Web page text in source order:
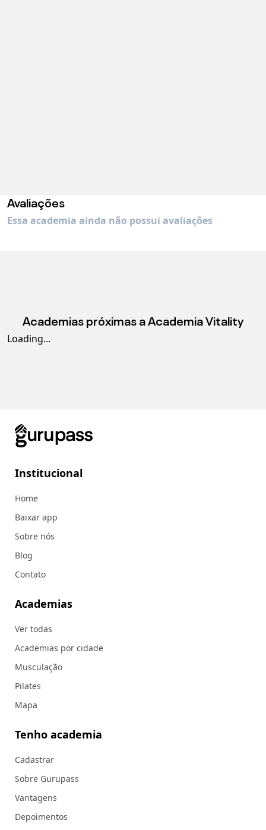
Avaliações
Essa academia ainda não possui avaliações
Academias próximas a Academia Vitality
Loading...
Institucional
Home
Baixar app
Sobre nós
Blog
Contato
Academias
Ver todas
Academias por cidade
Musculação
Pilates
Mapa
Tenho academia
Cadastrar
Sobre Gurupass
Vantagens
Depoimentos